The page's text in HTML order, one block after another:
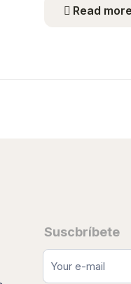
Read more
Suscbríbete